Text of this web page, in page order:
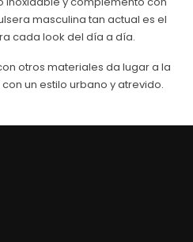
masculina tan actual es el
cada look del día a día.
otros materiales da lugar a la
un estilo urbano y atrevido.